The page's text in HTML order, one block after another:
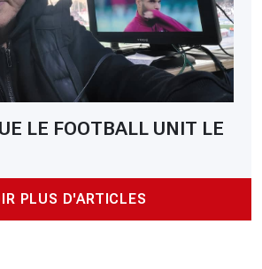
LE FOOTBALL UNIT LE
PLUS D'ARTICLES